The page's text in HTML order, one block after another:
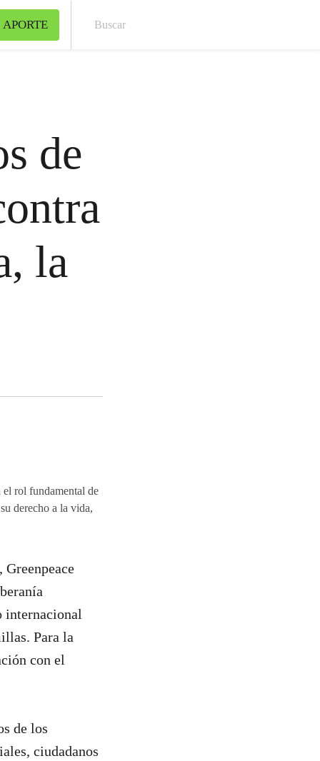
de
la
el rol fundamental de
derecho a la vida,
internacional
Para la
con el
de los
ciudadanos